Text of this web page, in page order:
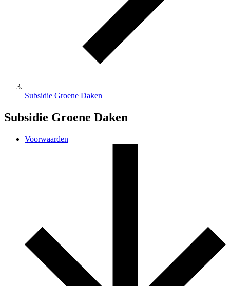
Subsidie Groene Daken
Subsidie Groene Daken
Voorwaarden